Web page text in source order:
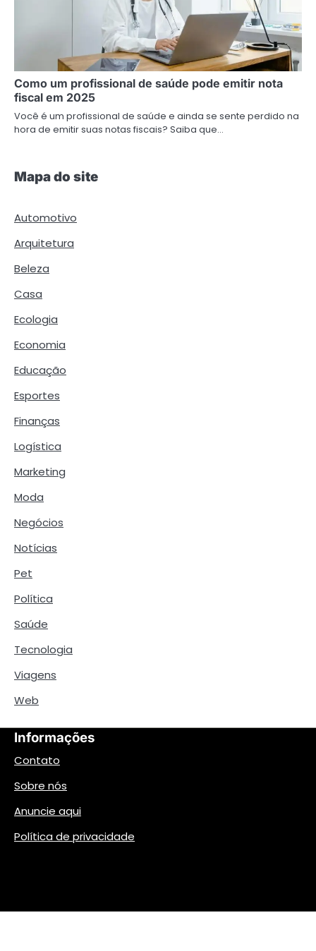
Como um profissional de saúde pode emitir nota
fiscal em 2025
Você é um profissional de saúde e ainda se sente perdido na
hora de emitir suas notas fiscais? Saiba que…
Mapa do site
Automotivo
Arquitetura
Beleza
Casa
Ecologia
Economia
Educação
Esportes
Finanças
Logística
Marketing
Moda
Negócios
Notícias
Pet
Política
Saúde
Tecnologia
Viagens
Web
Informações
Contato
Sobre nós
Anuncie aqui
Política de privacidade